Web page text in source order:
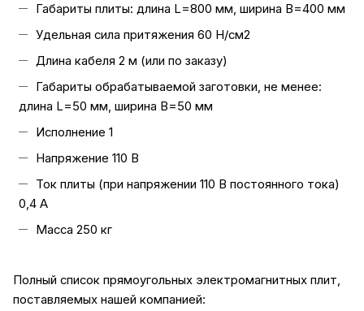
Габариты плиты: длина L=800 мм, ширина B=400 мм
Удельная сила притяжения 60 Н/см2
Длина кабеля 2 м (или по заказу)
Габариты обрабатываемой заготовки, не менее:
длина L=50 мм, ширина B=50 мм
Исполнение 1
Напряжение 110 В
Ток плиты (при напряжении 110 В постоянного тока)
0,4 А
Масса 250 кг
Полный список прямоугольных электромагнитных плит,
поставляемых нашей компанией: